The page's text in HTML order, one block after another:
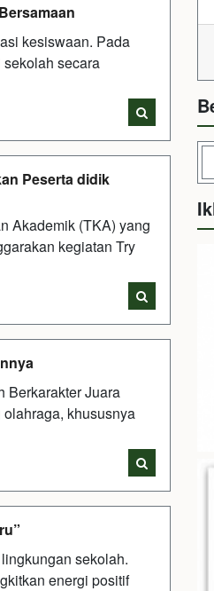
kesiswaan. Pada
secara
Peserta didik
Akademik (TKA) yang
kegiatan Try
Berkarakter Juara
khususnya
sekolah.
energi positif